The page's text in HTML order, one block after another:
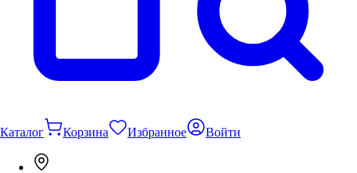
Каталог Корзина Избранное Войти